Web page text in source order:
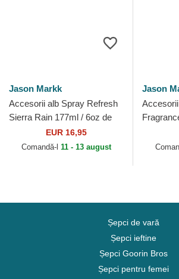
Jason Markk
Accesorii alb Spray Refresh
Sierra Rain 177ml / 6oz de
Jason MarkkEUR 16,95
Comandă-l 11 - 13 august
Jason
de
Șepci de vară
Șepci ieftine
Șepci Goorin Bros
Șepci pentru femei